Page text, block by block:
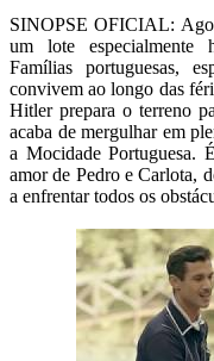
SINOPSE OFICIAL:
um lote especialmente
Famílias portuguesas,
convivem ao longo das
Hitler prepara o terreno
acaba de mergulhar em
a Mocidade Portuguesa.
amor de Pedro e Carlota,
a enfrentar todos os